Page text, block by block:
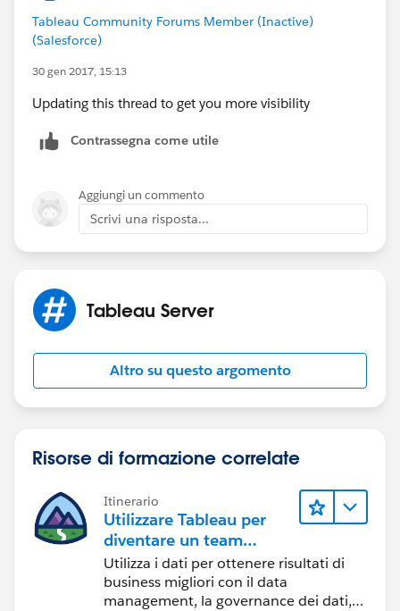
Tableau Community Forums Member (Inactive)
(Salesforce)
30 gen 2017, 15:13
Updating this thread to get you more visibility
Contrassegna come utile
Aggiungi un commento
Scrivi una risposta...
Tableau Server
Altro su questo argomento
Risorse di formazione correlate
Itinerario
Utilizzare Tableau per
diventare un team
orientato ai dati
Utilizza i dati per ottenere risultati di
business migliori con il data
management, la governance dei dati,